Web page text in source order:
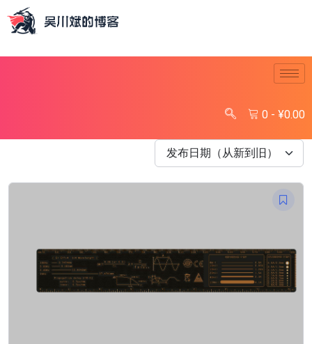
0 - ¥0.00
发布日期（从新到旧）